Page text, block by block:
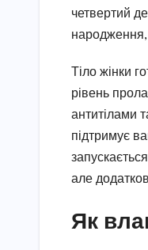
четвертий
народження,
Тіло жінки
рівень
антитілами
підтримує
але
Як